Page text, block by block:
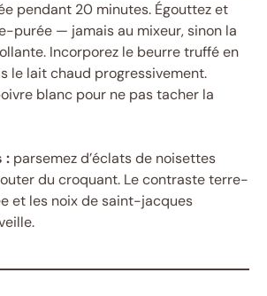
pendant 20 minutes. Égouttez et
purée — jamais au mixeur, sinon la
Incorporez le beurre truffé en
le lait chaud progressivement.
blanc pour ne pas tacher la
: parsemez d’éclats de noisettes
du croquant. Le contraste terre-
et les noix de saint-jacques